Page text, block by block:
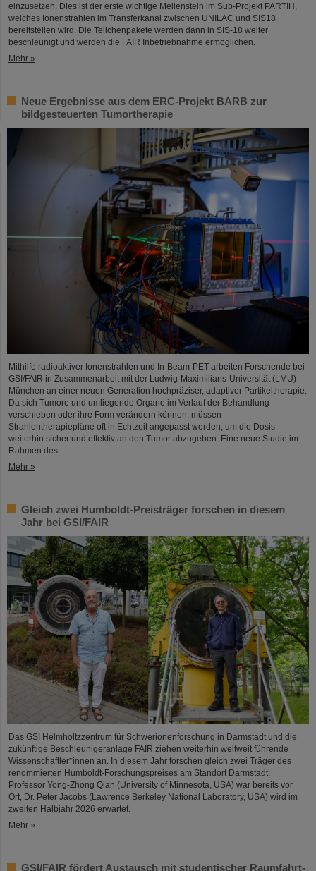
einzusetzen. Dies ist der erste wichtige Meilenstein im Sub-Projekt PARTIH,
welches Ionenstrahlen im Transferkanal zwischen UNILAC und SIS18
bereitstellen wird. Die Teilchenpakete werden dann in SIS-18 weiter
beschleunigt und werden die FAIR Inbetriebnahme ermöglichen.
Mehr »
Neue Ergebnisse aus dem ERC-Projekt BARB zur
bildgesteuerten Tumortherapie
Mithilfe radioaktiver Ionenstrahlen und In-Beam-PET arbeiten Forschende bei
GSI/FAIR in Zusammenarbeit mit der Ludwig-Maximilians-Universität (LMU)
München an einer neuen Generation hochpräziser, adaptiver Partikeltherapie.
Da sich Tumore und umliegende Organe im Verlauf der Behandlung
verschieben oder ihre Form verändern können, müssen
Strahlentherapiepläne oft in Echtzeit angepasst werden, um die Dosis
weiterhin sicher und effektiv an den Tumor abzugeben. Eine neue Studie im
Rahmen des…
Mehr »
Gleich zwei Humboldt-Preisträger forschen in diesem
Jahr bei GSI/FAIR
Das GSI Helmholtzzentrum für Schwerionenforschung in Darmstadt und die
zukünftige Beschleunigeranlage FAIR ziehen weiterhin weltweit führende
Wissenschaftler*innen an. In diesem Jahr forschen gleich zwei Träger des
renommierten Humboldt-Forschungspreises am Standort Darmstadt:
Professor Yong-Zhong Qian (University of Minnesota, USA) war bereits vor
Ort, Dr. Peter Jacobs (Lawrence Berkeley National Laboratory, USA) wird im
zweiten Halbjahr 2026 erwartet.
Mehr »
GSI/FAIR fördert Austausch mit studentischer Raumfahrt-